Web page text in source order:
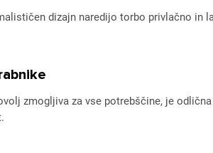
dizajn naredijo torbo privlačno in
zmogljiva za vse potrebščine, je